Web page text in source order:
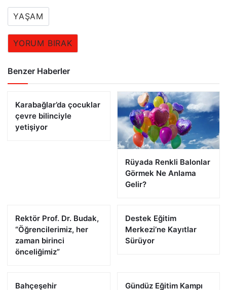
YAŞAM
YORUM BIRAK
Benzer Haberler
Karabağlar’da çocuklar
çevre bilinciyle
yetişiyor
Rüyada Renkli Balonlar
Görmek Ne Anlama
Gelir?
Rektör Prof. Dr. Budak,
“Öğrencilerimiz, her
zaman birinci
önceliğimiz”
Destek Eğitim
Merkezi’ne Kayıtlar
Sürüyor
Bahçeşehir Gündüz Eğitim Kampı